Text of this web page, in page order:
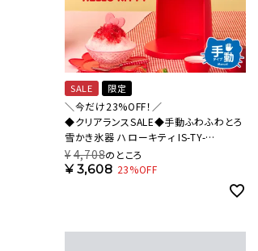
SALE 限定
＼今だけ23%OFF！／
◆クリアランスSALE◆手動ふわふわとろ
雪かき氷器 ハローキティ IS-TY-
B5KT【HO】
¥4,708のところ
¥3,608 23%OFF